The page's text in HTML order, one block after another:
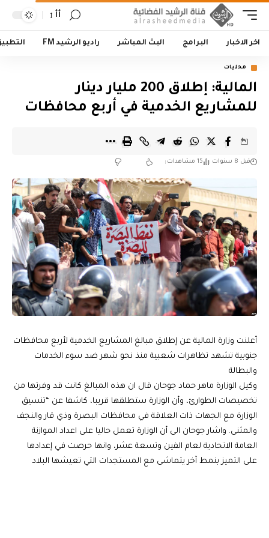
أأ
اخر الاخبار البرامج البث المباشر راديو الرشيد FM
محليات
المالية: إطلاق 200 مليار دينار
للمشاريع الخدمية في أربع محافظات
قبل 8 سنوات 15 مشاهدات
أعلنت وزارة المالية عن إطلاق مبالغ المشاريع الخدمية لأربع محافظات
جنوبية تشهد تظاهرات شعبية منذ نحو شهر ضد سوء الخدمات
والبطالة
وكيل الوزارة ماهر حماد جوحان قال ان هذه المبالغ كانت قد وفرتها من
تخصيصات الطوارئ، وأن الوزارة ستطلقها قريبا، كاشفا عن “تنسيق
الوزارة مع الجهات ذات العلاقة في محافظات البصرة وذي قار والنجف
والمثنى. واشار جوحان الى أن الوزارة تعمل حاليا على اعداد الموازنة
العامة الاتحادية لعام الفين وتسعة عشر، وانها حرصت في إعدادها
على التميز بنمط آخر يتماشى مع المستجدات التي تعيشها البلاد